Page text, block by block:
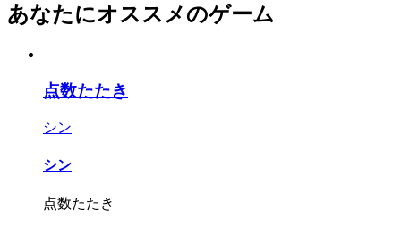
あなたにオススメのゲーム
点数たたき
シン
シン
点数たたき